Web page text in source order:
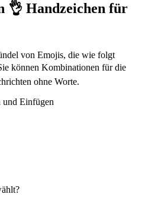
👌 Handzeichen für
von Emojis, die wie folgt
können Kombinationen für die
ohne Worte.
Einfügen